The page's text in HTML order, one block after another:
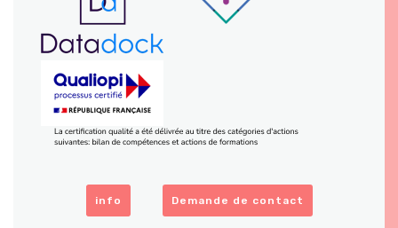
info Demande de contact